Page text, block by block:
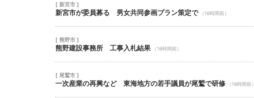
[ 新宮市 ]
新宮市が委員募る 男女共同参画プラン策定で （16時間前）
[ 熊野市 ]
熊野建設事務所 工事入札結果 （16時間前）
[ 尾鷲市 ]
一次産業の再興など 東海地方の若手議員が尾鷲で研修 （16時間前）